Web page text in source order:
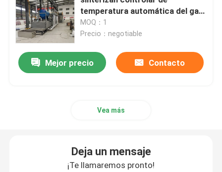
horno de la correa de la malla
Horno encajonado
temperatura automática del gas
de la naturaleza del horno de
túnel
MOQ：1
Precio：negotiable
Mejor precio Contacto
Vea más
Deja un mensaje
¡Te llamaremos pronto!